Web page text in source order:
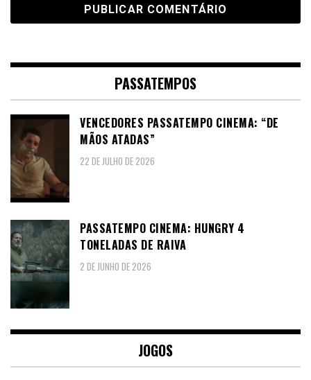
PASSATEMPOS
VENCEDORES PASSATEMPO CINEMA: “DE
MÃOS ATADAS”
22 DE JULHO DE 2026
PASSATEMPO CINEMA: HUNGRY 4
TONELADAS DE RAIVA
2 DE JUNHO DE 2026
JOGOS